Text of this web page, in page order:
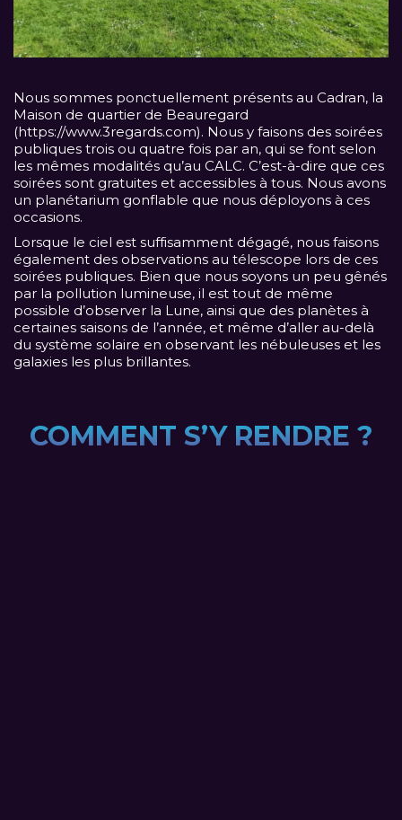
Nous sommes ponctuellement présents au Cadran, la
Maison de quartier de Beauregard
(https://www.3regards.com). Nous y faisons des soirées
publiques trois ou quatre fois par an, qui se font selon
les mêmes modalités qu’au CALC. C’est-à-dire que ces
soirées sont gratuites et accessibles à tous. Nous avons
un planétarium gonflable que nous déployons à ces
occasions.
Lorsque le ciel est suffisamment dégagé, nous faisons
également des observations au télescope lors de ces
soirées publiques. Bien que nous soyons un peu gênés
par la pollution lumineuse, il est tout de même
possible d’observer la Lune, ainsi que des planètes à
certaines saisons de l’année, et même d’aller au-delà
du système solaire en observant les nébuleuses et les
galaxies les plus brillantes.
COMMENT S’Y RENDRE ?